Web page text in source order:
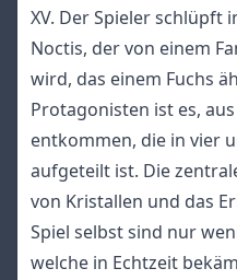
XV. Der Spieler schlüpft
Noctis, der von einem
wird, das einem Fuchs
Protagonisten ist es,
entkommen, die in vier
aufgeteilt ist. Die
von Kristallen und das
Spiel selbst sind nur
welche in Echtzeit